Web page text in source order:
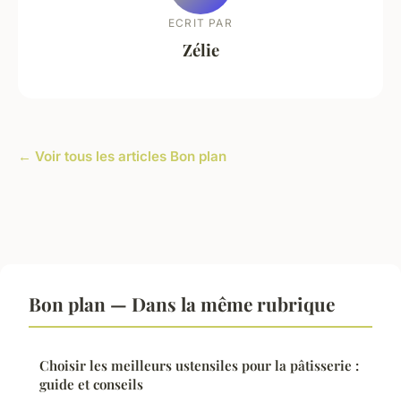
ECRIT PAR
Zélie
← Voir tous les articles Bon plan
Bon plan — Dans la même rubrique
Choisir les meilleurs ustensiles pour la pâtisserie :
guide et conseils